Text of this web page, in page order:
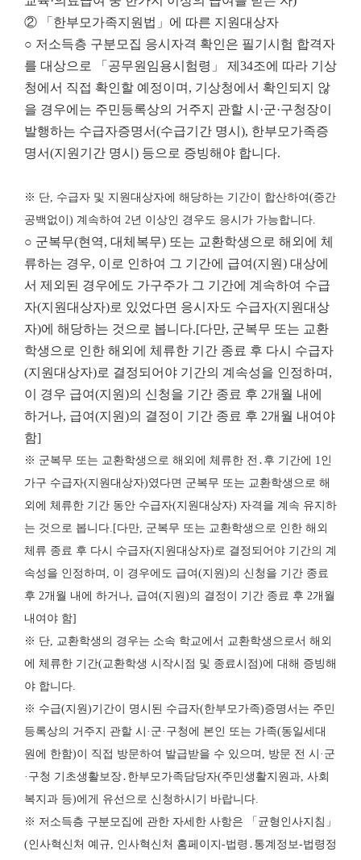
② 「한부모가족지원법」에 따른 지원대상자
○ 저소득층 구분모집 응시자격 확인은 필기시험 합격자
를 대상으로 「공무원임용시험령」 제34조에 따라 기상
청에서 직접 확인할 예정이며, 기상청에서 확인되지 않
을 경우에는 주민등록상의 거주지 관할 시·군·구청장이
발행하는 수급자증명서(수급기간 명시), 한부모가족증
명서(지원기간 명시) 등으로 증빙해야 합니다.
※ 단, 수급자 및 지원대상자에 해당하는 기간이 합산하여(중간
공백없이) 계속하여 2년 이상인 경우도 응시가 가능합니다.
○ 군복무(현역, 대체복무) 또는 교환학생으로 해외에 체
류하는 경우, 이로 인하여 그 기간에 급여(지원) 대상에
서 제외된 경우에도 가구주가 그 기간에 계속하여 수급
자(지원대상자)로 있었다면 응시자도 수급자(지원대상
자)에 해당하는 것으로 봅니다.[다만, 군복무 또는 교환
학생으로 인한 해외에 체류한 기간 종료 후 다시 수급자
(지원대상자)로 결정되어야 기간의 계속성을 인정하며,
이 경우 급여(지원)의 신청을 기간 종료 후 2개월 내에
하거나, 급여(지원)의 결정이 기간 종료 후 2개월 내여야
함]
※ 군복무 또는 교환학생으로 해외에 체류한 전․후 기간에 1인
가구 수급자(지원대상자)였다면 군복무 또는 교환학생으로 해
외에 체류한 기간 동안 수급자(지원대상자) 자격을 계속 유지하
는 것으로 봅니다.[다만, 군복무 또는 교환학생으로 인한 해외
체류 종료 후 다시 수급자(지원대상자)로 결정되어야 기간의 계
속성을 인정하며, 이 경우에도 급여(지원)의 신청을 기간 종료
후 2개월 내에 하거나, 급여(지원)의 결정이 기간 종료 후 2개월
내여야 함]
※ 단, 교환학생의 경우는 소속 학교에서 교환학생으로서 해외
에 체류한 기간(교환학생 시작시점 및 종료시점)에 대해 증빙해
야 합니다.
※ 수급(지원)기간이 명시된 수급자(한부모가족)증명서는 주민
등록상의 거주지 관할 시·군·구청에 본인 또는 가족(동일세대
원에 한함)이 직접 방문하여 발급받을 수 있으며, 방문 전 시·군
·구청 기초생활보장․한부모가족담당자(주민생활지원과, 사회
복지과 등)에게 유선으로 신청하시기 바랍니다.
※ 저소득층 구분모집에 관한 자세한 사항은 「균형인사지침」
(인사혁신처 예규, 인사혁신처 홈페이지-법령․통계정보-법령정